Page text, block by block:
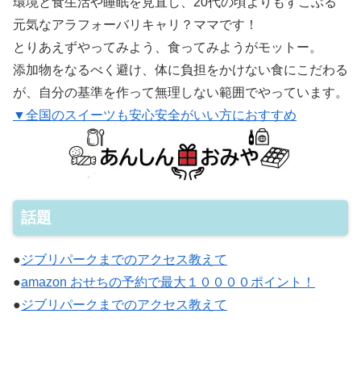
元気なアラフォーバリキャリ？ママです！
とりあえずやってみよう、食ってみようがモットー。
添加物をなるべく避け、体に負担をかけない食にこだわる
が、自分の基準を作って無理しない範囲でやっています。
▼全国のスイーツも安心安全がいい方におすすめ
話題
●ジブリパークまでのアクセス教えて
●amazon おせちの予約で最大１００００ポイント！
●ジブリパークまでのアクセス教えて